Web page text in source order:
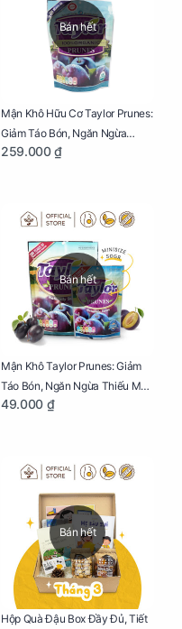
Bán hết
Mận Khô Hữu Cơ Taylor Prunes:
Giảm Táo Bón, Ngăn Ngừa
Thiếu Máu Cho Mẹ Bầu Túi
259.000 ₫
Bán hết
Mận Khô Taylor Prunes: Giảm
Táo Bón, Ngăn Ngừa Thiếu Máu
Cho Mẹ Bầu Túi 50g
49.000 ₫
Bán hết
Hộp Quà Đậu Box Đầy Đủ, Tiết